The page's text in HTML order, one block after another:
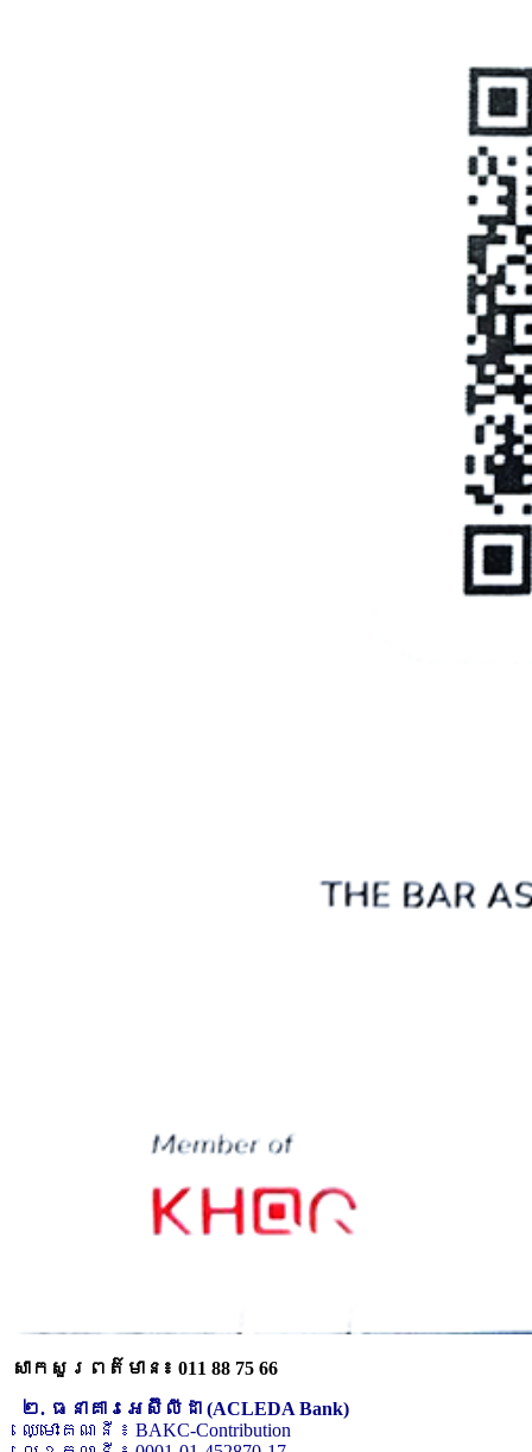
សាកសួរពត៌មាន៖ 011 88 75 66
២. ធនាគារអេស៊ីលីដា (ACLEDA Bank)
ឈ្មោះគណនី ៖ BAKC-Contribution